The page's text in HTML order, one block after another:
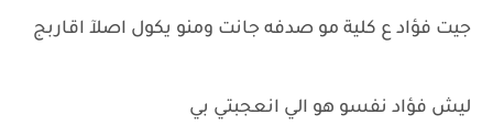
جيت فؤاد ع كلية مو صدفه جانت ومنو يكول اصلآ اقاربج
ليش فؤاد نفسو هو الي انعجبتي بي